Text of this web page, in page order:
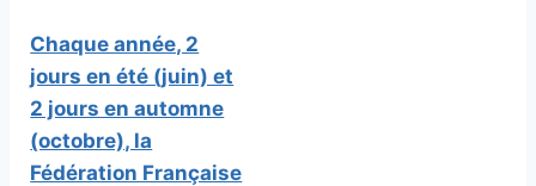
Chaque année, 2
jours en été (juin) et
2 jours en automne
(octobre), la
Fédération Française